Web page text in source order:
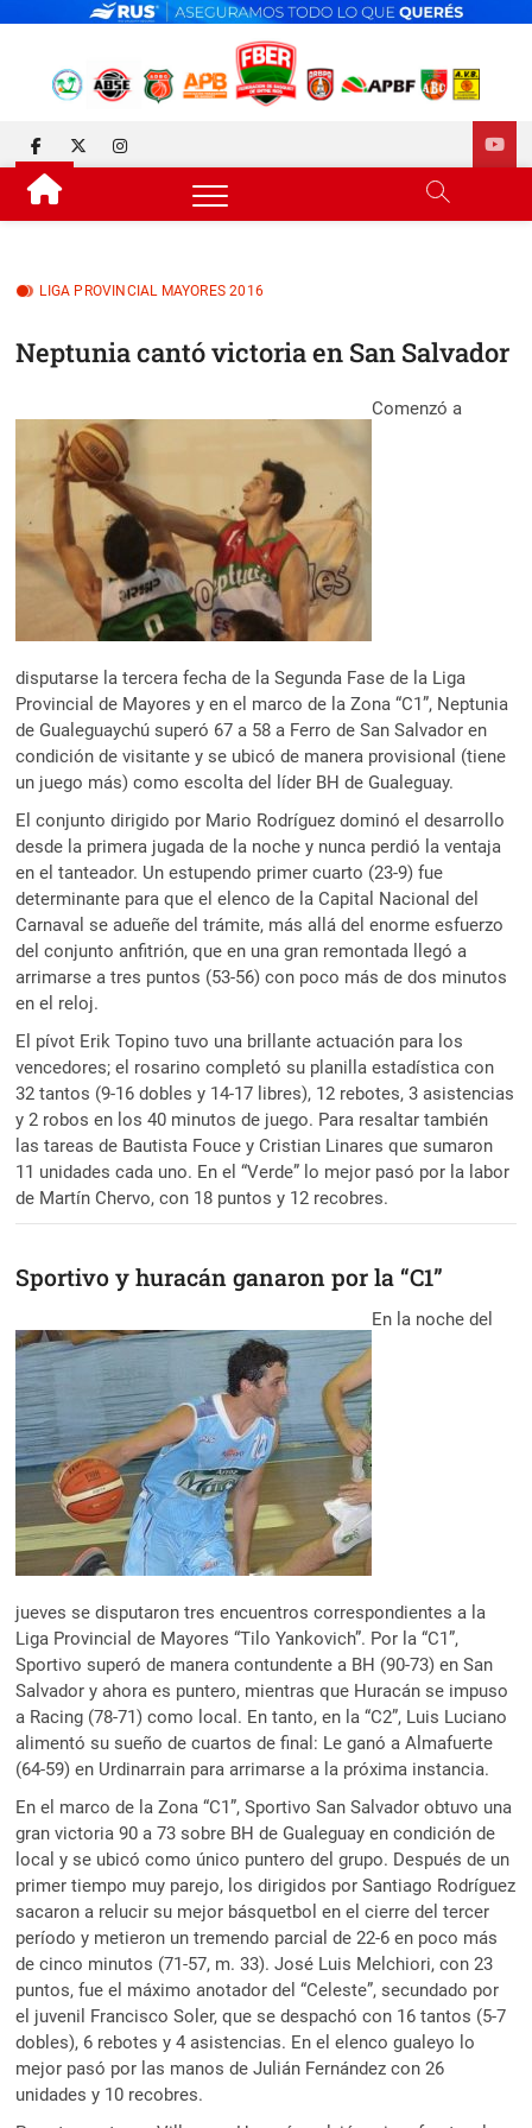
FEDERACIÓN DE BÁSQUET
DE ENTRE RÍOS
facebook
twitterinstagram
LIGA PROVINCIAL MAYORES 2016
Neptunia cantó victoria en San Salvador
Comenzó a
disputarse la tercera fecha de la Segunda Fase de la Liga
Provincial de Mayores y en el marco de la Zona “C1”, Neptunia
de Gualeguaychú superó 67 a 58 a Ferro de San Salvador en
condición de visitante y se ubicó de manera provisional (tiene
un juego más) como escolta del líder BH de Gualeguay.
El conjunto dirigido por Mario Rodríguez dominó el desarrollo
desde la primera jugada de la noche y nunca perdió la ventaja
en el tanteador. Un estupendo primer cuarto (23-9) fue
determinante para que el elenco de la Capital Nacional del
Carnaval se adueñe del trámite, más allá del enorme esfuerzo
del conjunto anfitrión, que en una gran remontada llegó a
arrimarse a tres puntos (53-56) con poco más de dos minutos
en el reloj.
El pívot Erik Topino tuvo una brillante actuación para los
vencedores; el rosarino completó su planilla estadística con
32 tantos (9-16 dobles y 14-17 libres), 12 rebotes, 3 asistencias
y 2 robos en los 40 minutos de juego. Para resaltar también
las tareas de Bautista Fouce y Cristian Linares que sumaron
11 unidades cada uno. En el “Verde” lo mejor pasó por la labor
de Martín Chervo, con 18 puntos y 12 recobres.
Sportivo y huracán ganaron por la “C1”
En la noche del
jueves se disputaron tres encuentros correspondientes a la
Liga Provincial de Mayores “Tilo Yankovich”. Por la “C1”,
Sportivo superó de manera contundente a BH (90-73) en San
Salvador y ahora es puntero, mientras que Huracán se impuso
a Racing (78-71) como local. En tanto, en la “C2”, Luis Luciano
alimentó su sueño de cuartos de final: Le ganó a Almafuerte
(64-59) en Urdinarrain para arrimarse a la próxima instancia.
En el marco de la Zona “C1”, Sportivo San Salvador obtuvo una
gran victoria 90 a 73 sobre BH de Gualeguay en condición de
local y se ubicó como único puntero del grupo. Después de un
primer tiempo muy parejo, los dirigidos por Santiago Rodríguez
sacaron a relucir su mejor básquetbol en el cierre del tercer
período y metieron un tremendo parcial de 22-6 en poco más
de cinco minutos (71-57, m. 33). José Luis Melchiori, con 23
puntos, fue el máximo anotador del “Celeste”, secundado por
el juvenil Francisco Soler, que se despachó con 16 tantos (5-7
dobles), 6 rebotes y 4 asistencias. En el elenco gualeyo lo
mejor pasó por las manos de Julián Fernández con 26
unidades y 10 recobres.